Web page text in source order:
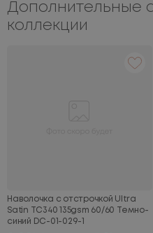
Дополнительные
коллекции
Наволочка с отстрочкой Ultra
Satin TC340 135gsm 60/60 Темно-
синий DC-01-029-1